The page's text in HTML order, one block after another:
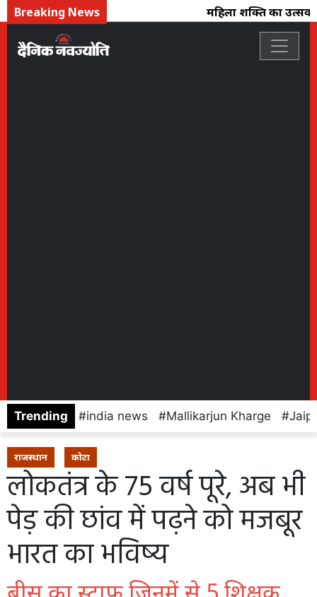
Breaking News महिला शक्ति का उत्सव
Trending india news Mallikarjun Kharge
राजस्थान कोटा
लोकतंत्र के 75 वर्ष पूरे, अब भी
पेड़ की छांव में पढ़ने को मजबूर
भारत का भविष्य